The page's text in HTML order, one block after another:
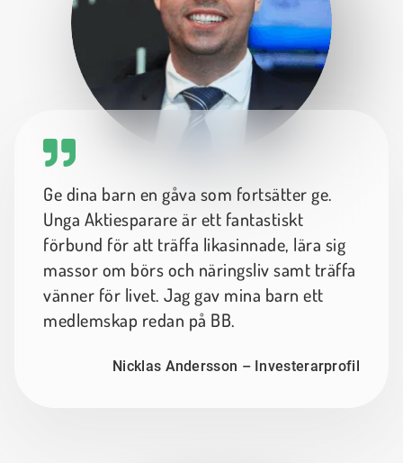
Ge dina barn en gåva som fortsätter ge.
Unga Aktiesparare är ett fantastiskt
förbund för att träffa likasinnade, lära sig
massor om börs och näringsliv samt träffa
vänner för livet. Jag gav mina barn ett
medlemskap redan på BB.
Nicklas Andersson – Investerarprofil